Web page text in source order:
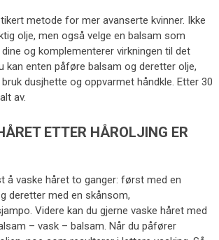
metode for mer avanserte kvinner. Ikke
olje, men også velge en balsam som
og komplementerer virkningen til det
kan enten påføre balsam og deretter olje,
dusjhette og oppvarmet håndkle. Etter 30
av.
ETTER HÅROLJING ER
å vaske håret to ganger: først med en
deretter med en skånsom,
Videre kan du gjerne vaske håret med
– vask – balsam. Når du påfører